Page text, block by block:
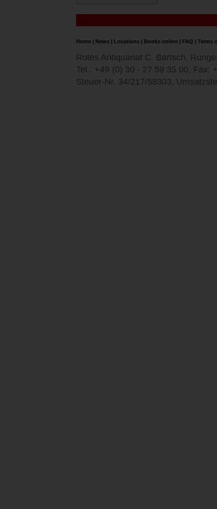
Home | News | Locations | Books online | FAQ | Terms
Rotes Antiquariat C. Bartsch,
Tel.: +49 (0) 30 - 27 59 35 00, Fax:
Steuer-Nr. 34/217/58303,